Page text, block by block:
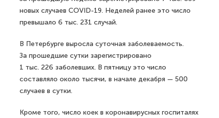
новых случаев COVID-19. Неделей ранее это число
превышало 6 тыс. 231 случай.
В Петербурге выросла суточная заболеваемость.
За прошедшие сутки зарегистрировано
1 тыс. 226 заболевших. В пятницу это число
составляло около тысячи, в начале декабря — 500
случаев в сутки.
Кроме того, число коек в коронавирусных госпиталях